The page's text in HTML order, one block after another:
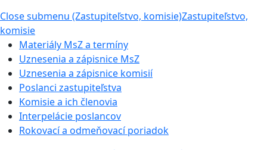
Close submenu (Zastupiteľstvo, komisie)Zastupiteľstvo,
komisie
Materiály MsZ a termíny
Uznesenia a zápisnice MsZ
Uznesenia a zápisnice komisií
Poslanci zastupiteľstva
Komisie a ich členovia
Interpelácie poslancov
Rokovací a odmeňovací poriadok